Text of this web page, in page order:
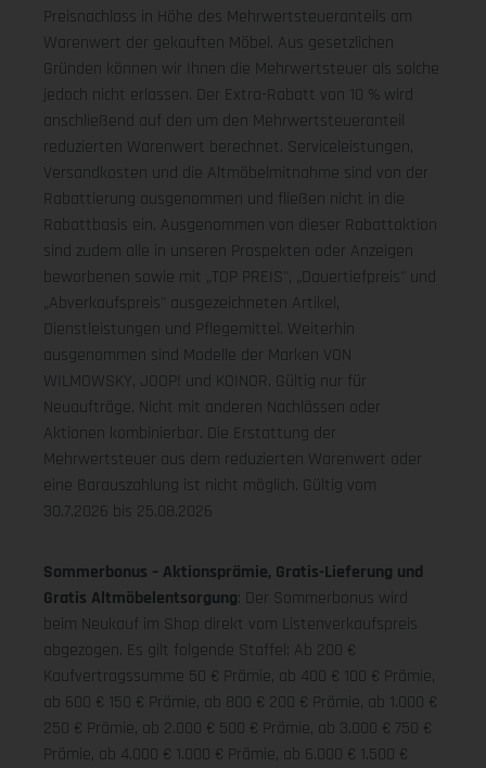
Preisnachlass in Höhe des Mehrwertsteueranteils am
Warenwert der gekauften Möbel. Aus gesetzlichen
Gründen können wir Ihnen die Mehrwertsteuer als solche
jedoch nicht erlassen. Der Extra-Rabatt von 10 % wird
anschließend auf den um den Mehrwertsteueranteil
reduzierten Warenwert berechnet. Serviceleistungen,
Versandkosten und die Altmöbelmitnahme sind von der
Rabattierung ausgenommen und fließen nicht in die
Rabattbasis ein. Ausgenommen von dieser Rabattaktion
sind zudem alle in unseren Prospekten oder Anzeigen
beworbenen sowie mit „TOP PREIS", „Dauertiefpreis" und
„Abverkaufspreis" ausgezeichneten Artikel,
Dienstleistungen und Pflegemittel. Weiterhin
ausgenommen sind Modelle der Marken VON
WILMOWSKY, JOOP! und KOINOR. Gültig nur für
Neuaufträge. Nicht mit anderen Nachlässen oder
Aktionen kombinierbar. Die Erstattung der
Mehrwertsteuer aus dem reduzierten Warenwert oder
eine Barauszahlung ist nicht möglich. Gültig vom
30.7.2026 bis 25.08.2026
Sommerbonus – Aktionsprämie, Gratis-Lieferung und
Gratis Altmöbelentsorgung: Der Sommerbonus wird
beim Neukauf im Shop direkt vom Listenverkaufspreis
abgezogen. Es gilt folgende Staffel: Ab 200 €
Kaufvertragssumme 50 € Prämie, ab 400 € 100 € Prämie,
ab 600 € 150 € Prämie, ab 800 € 200 € Prämie, ab 1.000 €
250 € Prämie, ab 2.000 € 500 € Prämie, ab 3.000 € 750 €
Prämie, ab 4.000 € 1.000 € Prämie, ab 6.000 € 1.500 €